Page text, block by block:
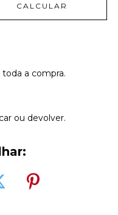
CALCULAR
a compra.
ou devolver.